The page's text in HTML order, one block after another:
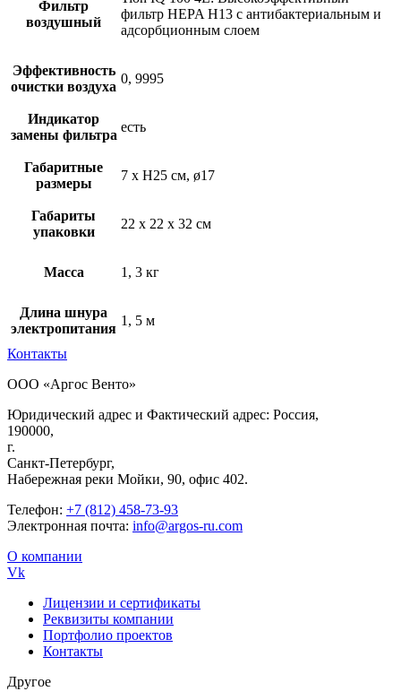
Фильтр
воздушный
фильтр HEPA H13 с антибактериальным и
адсорбционным слоем
Эффективность
очистки воздуха
0, 9995
Индикатор
замены фильтра
есть
Габаритные
размеры
7 x H25 cм, ø17
Габариты
упаковки
22 х 22 х 32 cм
Масса 1, 3 кг
Длина шнура
электропитания
1, 5 м
Контакты
ООО «Аргос Венто»
Юридический адрес и Фактический адрес: Россия,
190000,
г.
Санкт-Петербург,
Набережная реки Мойки, 90, офис 402.
Телефон: +7 (812) 458-73-93
Электронная почта: info@argos-ru.com
О компании
Vk
Лицензии и сертификаты
Реквизиты компании
Портфолио проектов
Контакты
Другое